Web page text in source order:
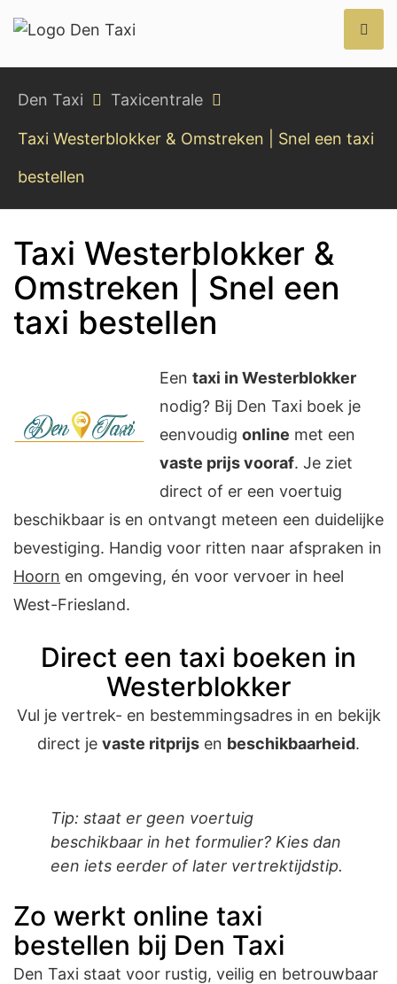
Den Taxi
Den Taxi Taxicentrale
Taxi Westerblokker & Omstreken | Snel een taxi
bestellen
Taxi Westerblokker &
Omstreken | Snel een
taxi bestellen
Een taxi in Westerblokker
nodig? Bij Den Taxi boek je
eenvoudig online met een
vaste prijs vooraf. Je ziet
direct of er een voertuig
beschikbaar is en ontvangt meteen een duidelijke
bevestiging. Handig voor ritten naar afspraken in
Hoorn en omgeving, én voor vervoer in heel
West-Friesland.
Direct een taxi boeken in
Westerblokker
Vul je vertrek- en bestemmingsadres in en bekijk
direct je vaste ritprijs en beschikbaarheid.
Tip: staat er geen voertuig
beschikbaar in het formulier? Kies dan
een iets eerder of later vertrektijdstip.
Zo werkt online taxi
bestellen bij Den Taxi
Den Taxi staat voor rustig, veilig en betrouwbaar